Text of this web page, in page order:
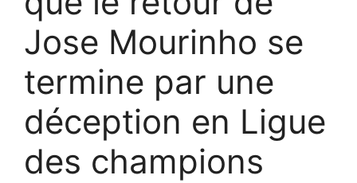
Jose Mourinho se
termine par une
déception en Ligue
des champions